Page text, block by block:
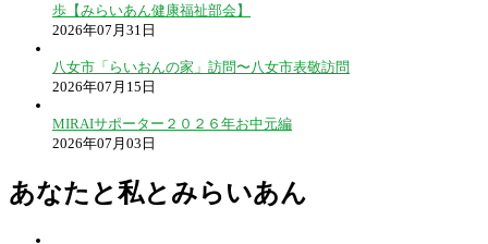
歩【みらいあん健康福祉部会】
2026年07月31日
八女市「らいおんの家」訪問〜八女市表敬訪問
2026年07月15日
MIRAIサポーター２０２６年お中元編
2026年07月03日
あなたと私とみらいあん